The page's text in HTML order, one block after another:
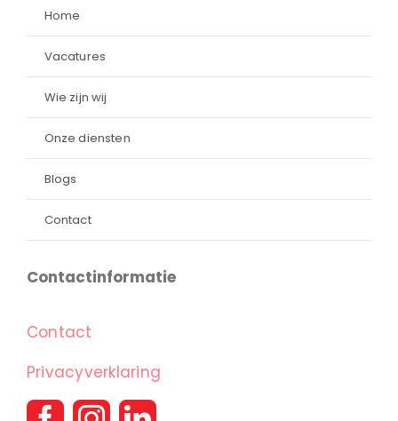
Home
Vacatures
Wie zijn wij
Onze diensten
Blogs
Contact
Contactinformatie
Contact
Privacyverklaring